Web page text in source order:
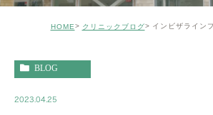
HOME クリニックブログ インビザライン
BLOG
2023.04.25